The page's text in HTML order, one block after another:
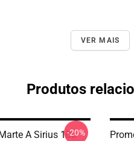
VER MAIS
Produtos
A Sirius 10o-20%